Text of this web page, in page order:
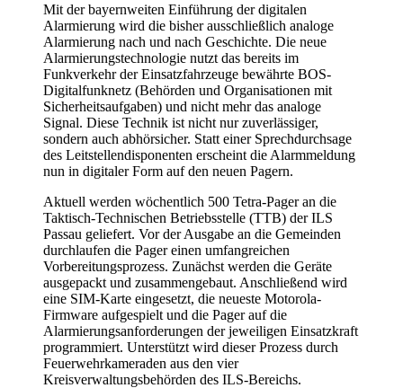
Mit der bayernweiten Einführung der digitalen
Alarmierung wird die bisher ausschließlich analoge
Alarmierung nach und nach Geschichte. Die neue
Alarmierungstechnologie nutzt das bereits im
Funkverkehr der Einsatzfahrzeuge bewährte BOS-
Digitalfunknetz (Behörden und Organisationen mit
Sicherheitsaufgaben) und nicht mehr das analoge
Signal. Diese Technik ist nicht nur zuverlässiger,
sondern auch abhörsicher. Statt einer Sprechdurchsage
des Leitstellendisponenten erscheint die Alarmmeldung
nun in digitaler Form auf den neuen Pagern.
Aktuell werden wöchentlich 500 Tetra-Pager an die
Taktisch-Technischen Betriebsstelle (TTB) der ILS
Passau geliefert. Vor der Ausgabe an die Gemeinden
durchlaufen die Pager einen umfangreichen
Vorbereitungsprozess. Zunächst werden die Geräte
ausgepackt und zusammengebaut. Anschließend wird
eine SIM-Karte eingesetzt, die neueste Motorola-
Firmware aufgespielt und die Pager auf die
Alarmierungsanforderungen der jeweiligen Einsatzkraft
programmiert. Unterstützt wird dieser Prozess durch
Feuerwehrkameraden aus den vier
Kreisverwaltungsbehörden des ILS-Bereichs.